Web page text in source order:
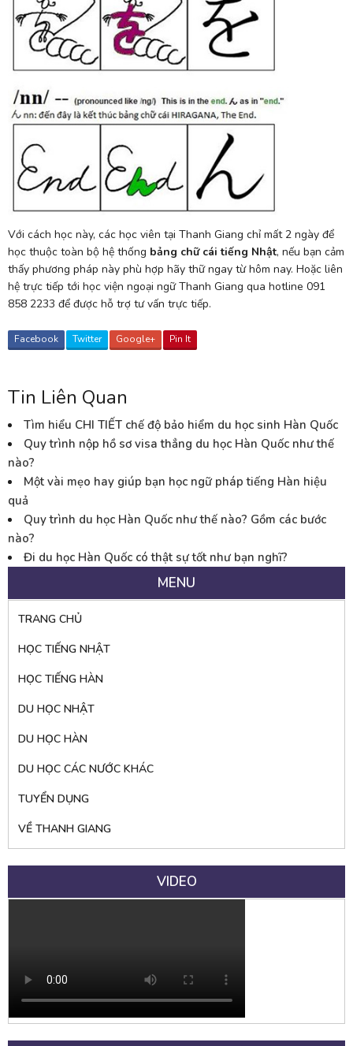
Với cách học này, các học viên tại Thanh Giang chỉ mất 2 ngày để
học thuộc toàn bộ hệ thống bảng chữ cái tiếng Nhật, nếu bạn cảm
thấy phương pháp này phù hợp hãy thữ ngay từ hôm nay. Hoặc liên
hệ trực tiếp tới học viện ngoại ngữ Thanh Giang qua hotline 091
858 2233 để được hỗ trợ tư vấn trực tiếp.
Facebook Twitter Google+ Pin It
Tin Liên Quan
Tìm hiểu CHI TIẾT chế độ bảo hiểm du học sinh Hàn Quốc
Quy trình nộp hồ sơ visa thẳng du học Hàn Quốc như thế
nào?
Một vài mẹo hay giúp bạn học ngữ pháp tiếng Hàn hiệu
quả
Quy trình du học Hàn Quốc như thế nào? Gồm các bước
nào?
Đi du học Hàn Quốc có thật sự tốt như bạn nghĩ?
MENU
TRANG CHỦ
HỌC TIẾNG NHẬT
HỌC TIẾNG HÀN
DU HỌC NHẬT
DU HỌC HÀN
DU HỌC CÁC NƯỚC KHÁC
TUYỂN DỤNG
VỀ THANH GIANG
VIDEO